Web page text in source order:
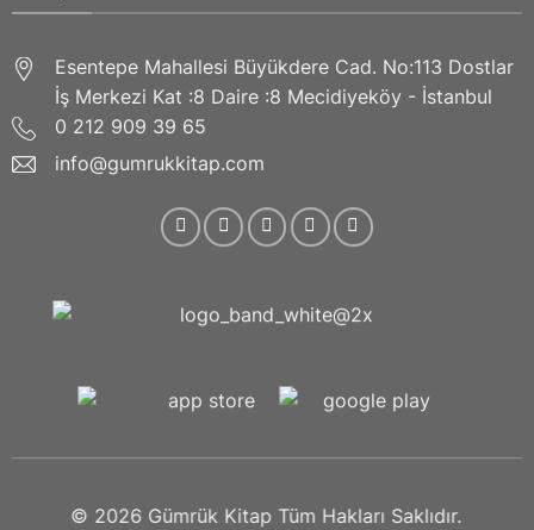
Esentepe Mahallesi Büyükdere Cad. No:113 Dostlar
İş Merkezi Kat :8 Daire :8 Mecidiyeköy - İstanbul
0 212 909 39 65
info@gumrukkitap.com
© 2026 Gümrük Kitap Tüm Hakları Saklıdır.